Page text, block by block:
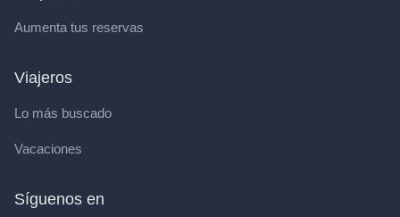
Aumenta tus reservas
Viajeros
Lo más buscado
Vacaciones
Síguenos en